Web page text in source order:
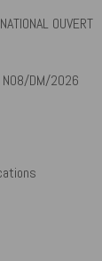
OUVERT
N08/DM/2026